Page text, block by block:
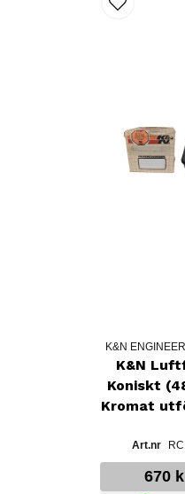
K&N
K&N
Koniskt
Kromat
670